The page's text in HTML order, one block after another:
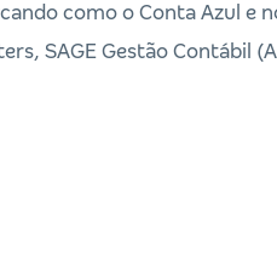
como o Conta Azul e
SAGE Gestão Contábil